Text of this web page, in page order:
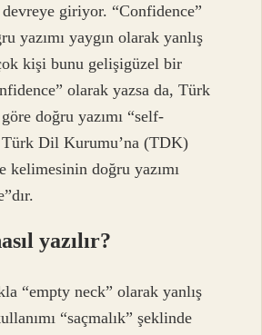
giriyor. “Confidence”
yazımı yaygın olarak yanlış
kişi bunu gelişigüzel bir
olarak yazsa da, Türk
doğru yazımı “self-
Türk Dil Kurumu’na (TDK)
kelimesinin doğru yazımı
yazılır?
“empty neck” olarak yanlış
“saçmalık” şeklinde